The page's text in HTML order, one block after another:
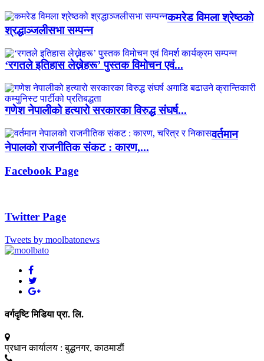
कमरेड विमला श्रेष्ठको
श्रद्धाञ्जलीसभा सम्पन्न
‘रगतले इतिहास लेख्नेहरू’ पुस्तक विमोचन एवं...
गणेश नेपालीको हत्यारो सरकारका विरुद्ध संघर्ष...
वर्तमान
नेपालको राजनीतिक संकट : कारण,...
Facebook Page
Twitter Page
Tweets by moolbatonews
वर्गदृष्टि मिडिया प्रा. लि.
प्रधान कार्यालय : बुद्धनगर, काठमाडाैं